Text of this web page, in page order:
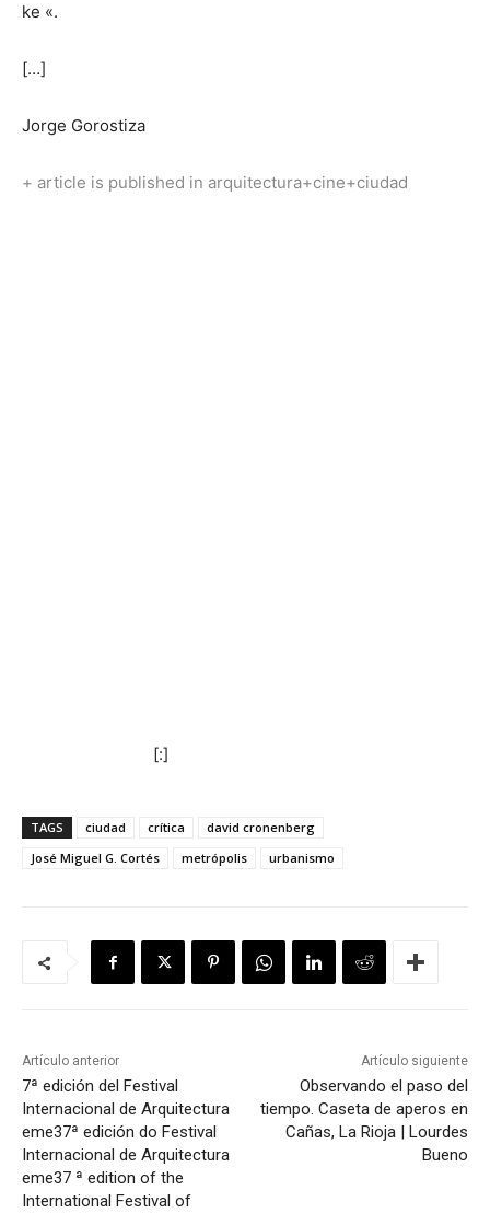
ke «.
[…]
Jorge Gorostiza
+ article is published in arquitectura+cine+ciudad
[:]
TAGS ciudad crítica
david cronenberg
José Miguel G. Cortés
metrópolis urbanismo
Artículo anterior
7ª edición del Festival
Internacional de Arquitectura
eme37ª edición do Festival
Internacional de Arquitectura
eme37 ª edition of the
International Festival of
Artículo siguiente
Observando el paso del
tiempo. Caseta de aperos en
Cañas, La Rioja | Lourdes
Bueno